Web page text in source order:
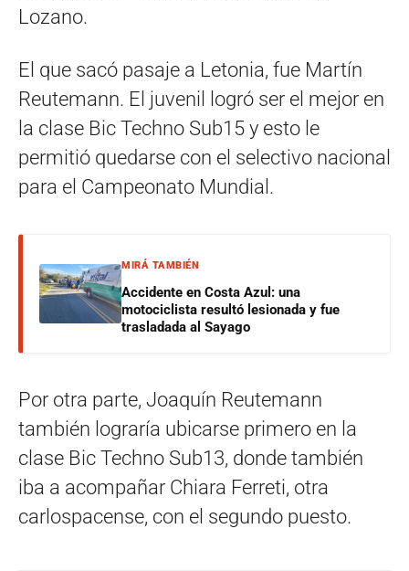
Lozano.
El que sacó pasaje a Letonia, fue Martín
Reutemann. El juvenil logró ser el mejor en
la clase Bic Techno Sub15 y esto le
permitió quedarse con el selectivo nacional
para el Campeonato Mundial.
MIRÁ TAMBIÉN
Accidente en Costa Azul: una
motociclista resultó lesionada y fue
trasladada al Sayago
Por otra parte, Joaquín Reutemann
también lograría ubicarse primero en la
clase Bic Techno Sub13, donde también
iba a acompañar Chiara Ferreti, otra
carlospacense, con el segundo puesto.